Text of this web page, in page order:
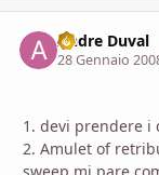
Andre Duval
28 Gennaio
1. devi prendere i
2. Amulet of